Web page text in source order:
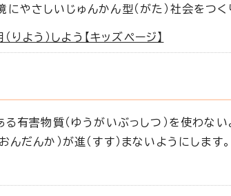
やさしいじゅんかん型（がた）社会をつく
よう）しよう【キッズページ】
る有害物質（ゆうがいぶっしつ）を使わな
だんか）が進（すす）まないようにします。